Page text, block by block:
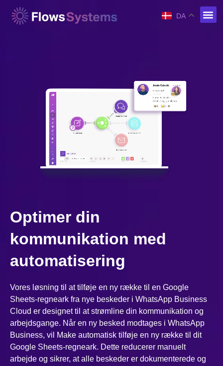
DA
Optimer din
kommunikation med
automatisering
Vores løsning til at tilføje en ny række til en Google
Sheets-regneark fra nye beskeder i WhatsApp Business
Cloud er designet til at strømline din kommunikation og
arbejdsgange. Når en ny besked modtages i WhatsApp
Business, vil Make automatisk tilføje en ny række til dit
Google Sheets-regneark. Dette reducerer manuelt
arbejde og sikrer, at alle beskeder er dokumenterede og